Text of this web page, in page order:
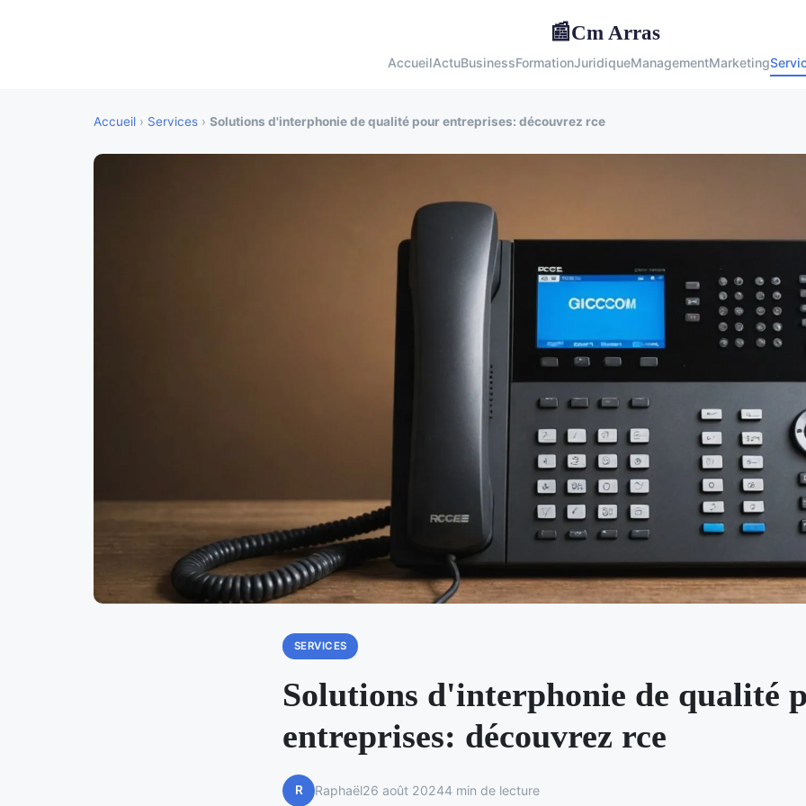
📰Cm Arras
AccueilActuBusinessFormationJuridiqueManagementMarketing
Accueil › Services › Solutions d'interphonie de qualité pour entreprises: découvrez rce
SERVICES
Solutions d'interphonie de qualité
entreprises: découvrez rce
R Raphaël26 août 20244 min de lecture